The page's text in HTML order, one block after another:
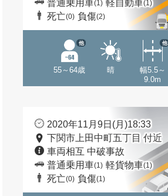
普通乗用車(1) 軽自動車(1)
死亡(0) 負傷(2)
55～64歳
他
晴
幅5.5～
9.0m
他
2020年11月9日(月)18:33
下関市上田中町五丁目 付近
車両相互 中破事故
普通乗用車(1) 軽貨物車(1)
死亡(0) 負傷(1)